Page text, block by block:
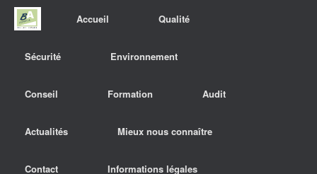
Accueil Qualité
Sécurité Environnement
Conseil Formation Audit
Actualités Mieux nous connaître
Contact Informations légales